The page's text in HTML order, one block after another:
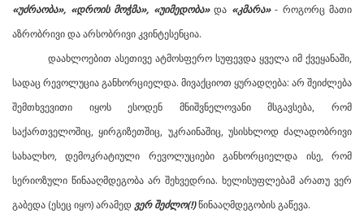
«უძრაობა», «დროის მოჭმა», «უიმედობა»და «კმარა» - როგორც მათი
აზრობრივი და არსობრივი კვინტესენცია.
დაახლოებით ასეთივე ატმოსფერო სუფევდა ყველა იმ ქვეყანაში,
სადაც რევოლუცია განხორციელდა. მივაქციოთ ყურადღება: არ შეიძლება
შემთხვევითი იყოს ესოდენ მნიშვნელოვანი მსგავსება, რომ
საქართველოშიც, ყირგიზეთშიც, უკრაინაშიც, უსისხლოდ ძალადობრივი
სახალხო, დემოკრატიული რევოლუციები განხორციელდა ისე, რომ
სერიოზული წინააღმდეგობა არ შეხვედრია. ხელისუფლებამ არათუ ვერ
გაბედა (ესეც იყო) არამედ ვერ შეძლო(!)წინააღმდეგობის გაწევა.